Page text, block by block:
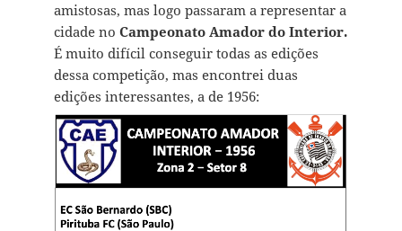
amistosas, mas logo passaram a representar a
cidade no Campeonato Amador do Interior.
É muito difícil conseguir todas as edições
dessa competição, mas encontrei duas
edições interessantes, a de 1956: